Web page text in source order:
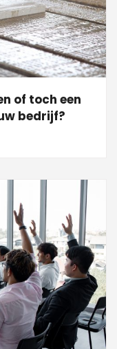
of toch een
bedrijf?